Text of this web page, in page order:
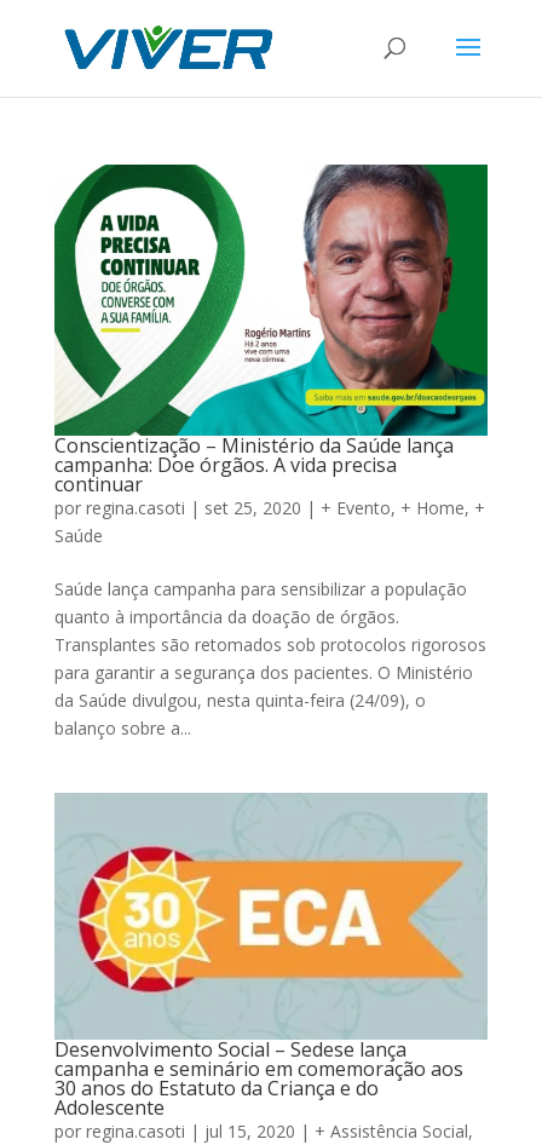
Conscientização – Ministério da Saúde lança
campanha: Doe órgãos. A vida precisa
continuar
por regina.casoti | set 25, 2020 | + Evento, + Home, +
Saúde
Saúde lança campanha para sensibilizar a população
quanto à importância da doação de órgãos.
Transplantes são retomados sob protocolos rigorosos
para garantir a segurança dos pacientes. O Ministério
da Saúde divulgou, nesta quinta-feira (24/09), o
balanço sobre a...
Desenvolvimento Social – Sedese lança
campanha e seminário em comemoração aos
30 anos do Estatuto da Criança e do
Adolescente
por regina.casoti | jul 15, 2020 | + Assistência Social,